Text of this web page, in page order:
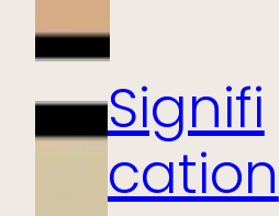
Signifi
cation